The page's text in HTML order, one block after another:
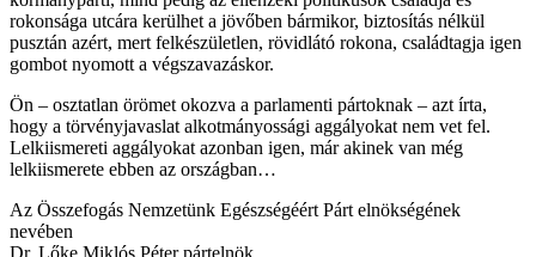
rokonsága utcára kerülhet a jövőben bármikor, biztosítás nélkül
pusztán azért, mert felkészületlen, rövidlátó rokona, családtagja igen
gombot nyomott a végszavazáskor.
Ön – osztatlan örömet okozva a parlamenti pártoknak – azt írta,
hogy a törvényjavaslat alkotmányossági aggályokat nem vet fel.
Lelkiismereti aggályokat azonban igen, már akinek van még
lelkiismerete ebben az országban…
Az Összefogás Nemzetünk Egészségéért Párt elnökségének
nevében